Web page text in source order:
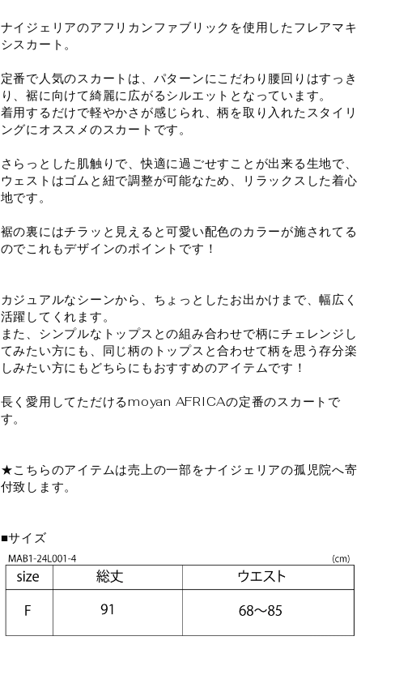
ナイジェリアのアフリカンファブリックを使用したフレアマキ
シスカート。
定番で人気のスカートは、パターンにこだわり腰回りはすっき
り、裾に向けて綺麗に広がるシルエットとなっています。
着用するだけで軽やかさが感じられ、柄を取り入れたスタイリ
ングにオススメのスカートです。
さらっとした肌触りで、快適に過ごせすことが出来る生地で、
ウェストはゴムと紐で調整が可能なため、リラックスした着心
地です。
裾の裏にはチラッと見えると可愛い配色のカラーが施されてる
のでこれもデザインのポイントです！
カジュアルなシーンから、ちょっとしたお出かけまで、幅広く
活躍してくれます。
また、シンプルなトップスとの組み合わせで柄にチェレンジし
てみたい方にも、同じ柄のトップスと合わせて柄を思う存分楽
しみたい方にもどちらにもおすすめのアイテムです！
長く愛用してただけるmoyan AFRICAの定番のスカートで
す。
★こちらのアイテムは売上の一部をナイジェリアの孤児院へ寄
付致します。
■サイズ